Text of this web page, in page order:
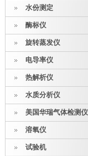
水份测定
酶标仪
旋转蒸发仪
电导率仪
热解析仪
水质分析仪
美国华瑞气体检测仪
溶氧仪
试验机